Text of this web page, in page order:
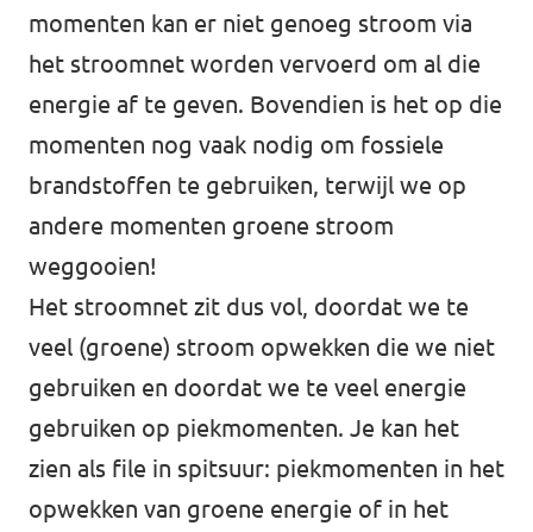
momenten kan er niet genoeg stroom via
het stroomnet worden vervoerd om al die
energie af te geven. Bovendien is het op die
momenten nog vaak nodig om fossiele
brandstoffen te gebruiken, terwijl we op
andere momenten groene stroom
weggooien!
Het stroomnet zit dus vol, doordat we te
veel (groene) stroom opwekken die we niet
gebruiken en doordat we te veel energie
gebruiken op piekmomenten. Je kan het
zien als file in spitsuur: piekmomenten in het
opwekken van groene energie of in het